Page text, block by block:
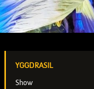
YGGDRASIL
Show